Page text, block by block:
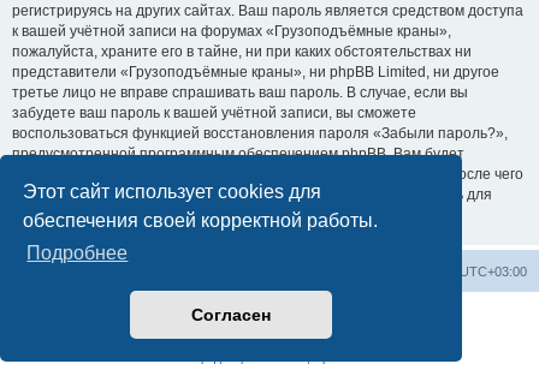
Этот сайт использует cookies для
обеспечения своей корректной работы.
Подробнее
Согласен
регистрируясь на других сайтах. Ваш пароль является средством доступа
к вашей учётной записи на форумах «Грузоподъёмные краны»,
пожалуйста, храните его в тайне, ни при каких обстоятельствах ни
представители «Грузоподъёмные краны», ни phpBB Limited, ни другое
третье лицо не вправе спрашивать ваш пароль. В случае, если вы
забудете ваш пароль к вашей учётной записи, вы сможете
воспользоваться функцией восстановления пароля «Забыли пароль?»,
предусмотренной программным обеспечением phpBB. Вам будет
необходимо ввести ваше имя пользователя и ваш адрес email, после чего
программное обеспечение phpBB сгенерирует вам новый пароль для
вашей учётной записи.
UTC+03:00
Создано на основеphpBB® Forum Software © phpBB Limited
Русская поддержка phpBB